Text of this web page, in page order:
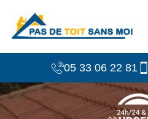
05 33 06 22 81